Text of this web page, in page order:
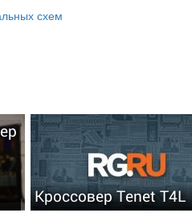
схем
Кроссовер Tenet T4L